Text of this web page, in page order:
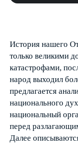
История нашего
только великими
катастрофами,
народ выходил
предлагается
национального
национальный
перед
Далее